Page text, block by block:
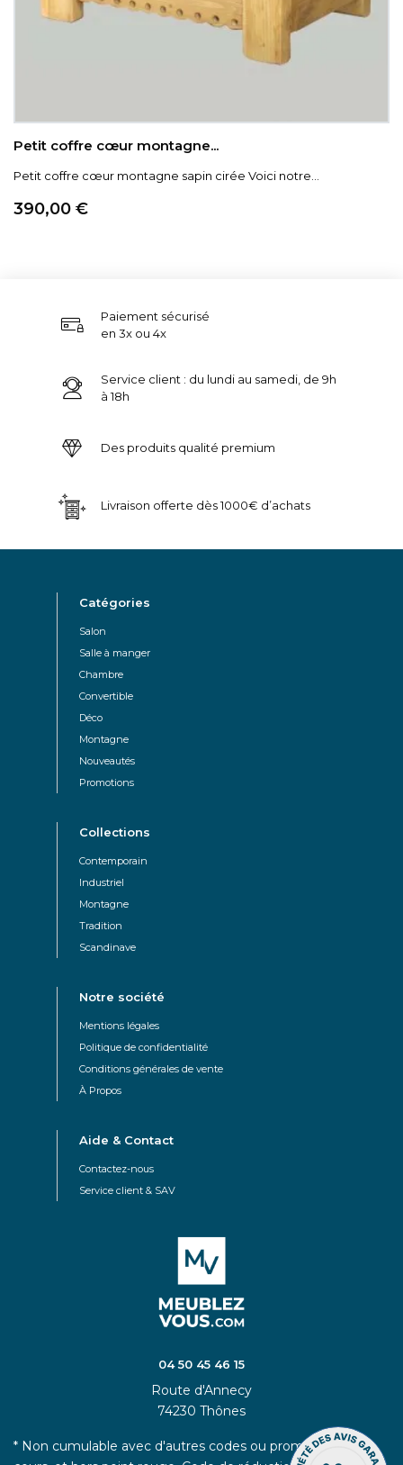
Petit coffre cœur montagne...
Petit coffre cœur montagne sapin cirée Voici notre...
Prix
390,00 €
Paiement sécurisé
en 3x ou 4x
Service client : du lundi au samedi, de 9h
à 18h
Des produits qualité premium
Livraison offerte dès 1000€ d’achats
Catégories
Salon
Salle à manger
Chambre
Convertible
Déco
Montagne
Nouveautés
Promotions
Collections
Contemporain
Industriel
Montagne
Tradition
Scandinave
Notre société
Mentions légales
Politique de confidentialité
Conditions générales de vente
À Propos
Aide & Contact
Contactez-nous
Service client & SAV
04 50 45 46 15
Route d'Annecy
74230 Thônes
* Non cumulable avec d'autres codes ou promotions en